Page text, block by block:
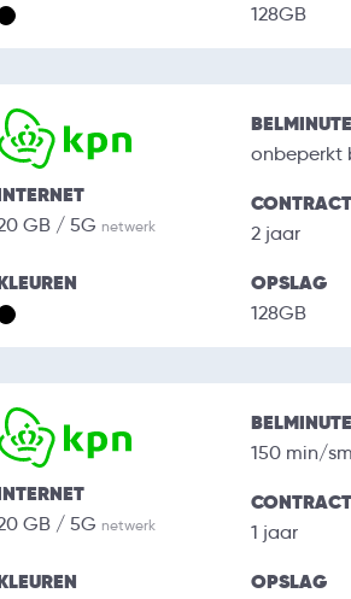
128GB
GB / 5G netwerk
onbeperkt
2 jaar
OPSLAG
128GB
GB / 5G netwerk
150 min/
1 jaar
OPSLAG